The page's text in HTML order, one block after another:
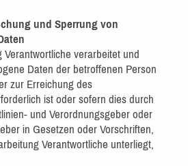
und Sperrung von
Verantwortliche verarbeitet und
Daten der betroffenen Person
zur Erreichung des
ist oder sofern dies durch
und Verordnungsgeber oder
in Gesetzen oder Vorschriften,
Verantwortliche unterliegt,